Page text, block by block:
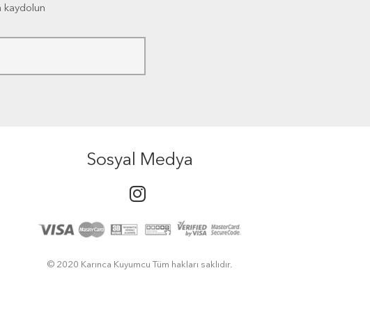
kaydolun
Sosyal Medya
© 2020 Karınca Kuyumcu Tüm hakları saklıdır.